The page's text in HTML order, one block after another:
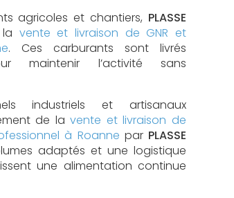
agricoles et chantiers, PLASSE
vente et livraison de GNR et
. Ces carburants sont livrés
maintenir l’activité sans
industriels et artisanaux
de lavente et livraison de
à Roanne par PLASSE
adaptés et une logistique
une alimentation continue